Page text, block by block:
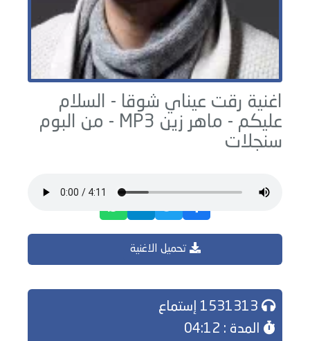
اغنية رقت عيناي شوقا - السلام
عليكم - ماهر زين
سنجلات
تحميل الاغنية
المدة : 04:12